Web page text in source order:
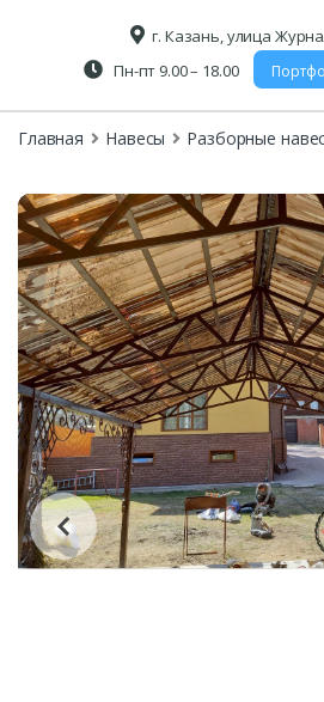
г. Казань, улица
Пн-пт 9.00 – 18.00
Главная Навесы Разборные